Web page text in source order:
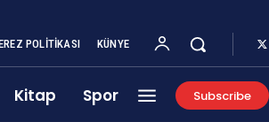
POLITIKASI KÜNYE
Kitap Spor Subscribe